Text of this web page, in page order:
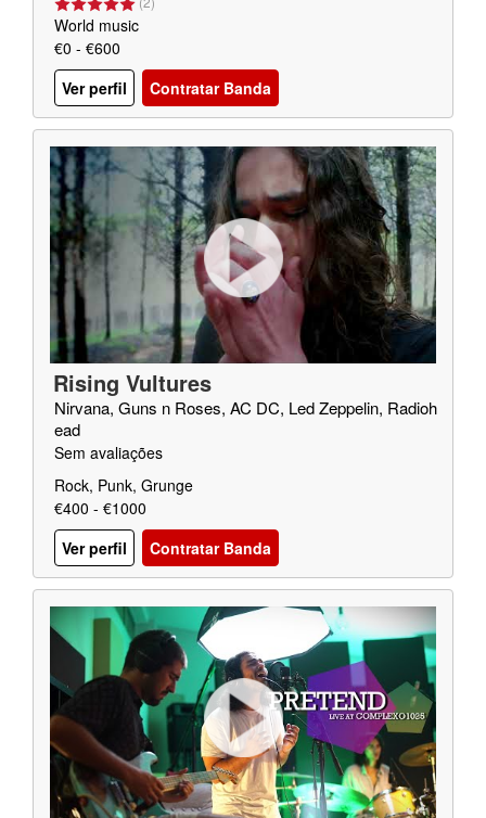
World music
€0 - €600
Ver perfil
Contratar Banda
Rising Vultures
Nirvana, Guns n Roses, AC DC, Led Zeppelin, Radioh
ead
Sem avaliações
Rock, Punk, Grunge
€400 - €1000
Ver perfil
Contratar Banda